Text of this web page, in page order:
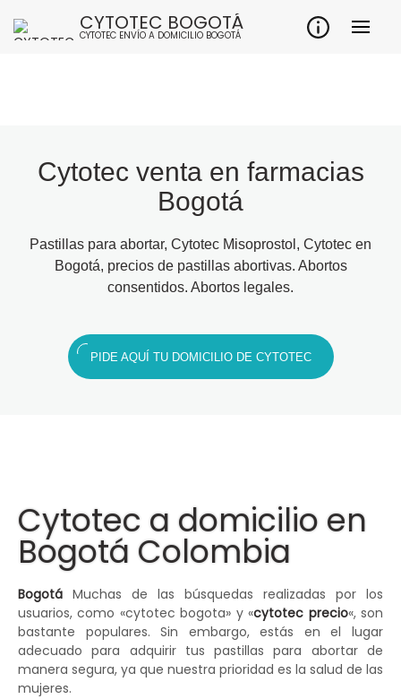
CYTOTEC BOGOTÁ
CYTOTEC ENVÍO A DOMICILIO BOGOTÁ
Cytotec venta en farmacias
Bogotá
Pastillas para abortar, Cytotec Misoprostol, Cytotec en
Bogotá, precios de pastillas abortivas. Abortos
consentidos. Abortos legales.
PIDE AQUÍ TU DOMICILIO DE CYTOTEC
Cytotec a domicilio en
Bogotá Colombia
Bogotá Muchas de las búsquedas realizadas por los
usuarios, como «cytotec bogota» y «cytotec precio«, son
bastante populares. Sin embargo, estás en el lugar
adecuado para adquirir tus pastillas para abortar de
manera segura, ya que nuestra prioridad es la salud de las
mujeres.